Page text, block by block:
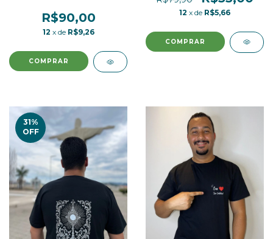
R$90,00
12 x de R$9,26
12 x de R$5,66
COMPRAR
31%
OFF